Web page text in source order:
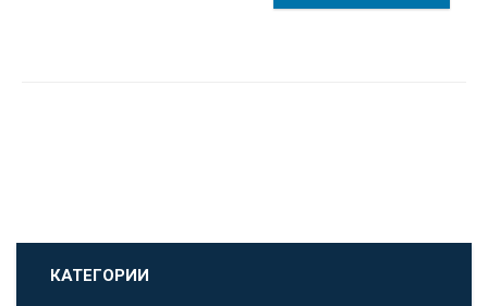
КАТЕГОРИИ